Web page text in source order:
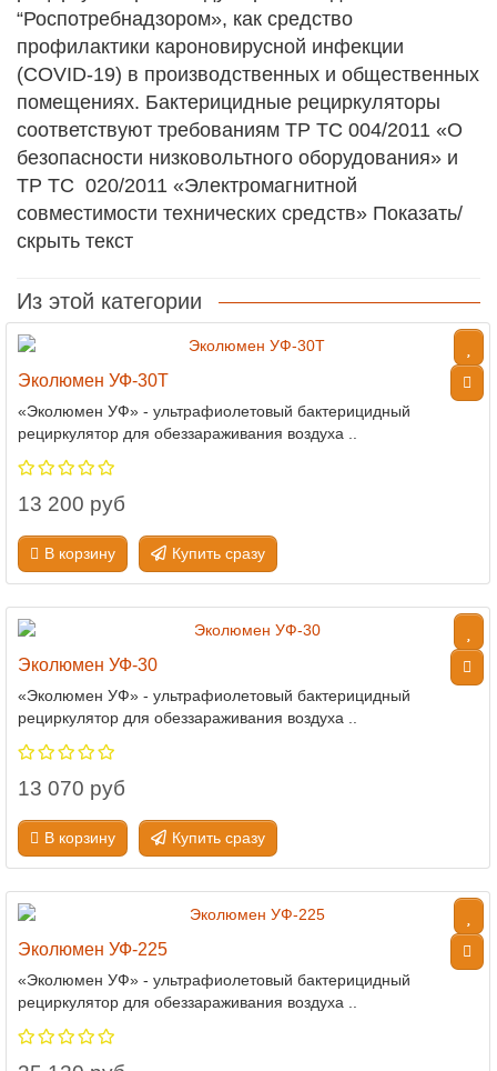
“Роспотребнадзором», как средство
профилактики кароновирусной инфекции
(COVID-19) в производственных и общественных
помещениях. Бактерицидные рециркуляторы
соответствуют требованиям ТР ТС 004/2011 «О
безопасности низковольтного оборудования» и
ТР ТС 020/2011 «Электромагнитной
совместимости технических средств» Показать/
скрыть текст
Из этой категории
Эколюмен УФ-30Т
«Эколюмен УФ» - ультрафиолетовый бактерицидный
рециркулятор для обеззараживания воздуха ..
13 200 руб
В корзину Купить сразу
Эколюмен УФ-30
«Эколюмен УФ» - ультрафиолетовый бактерицидный
рециркулятор для обеззараживания воздуха ..
13 070 руб
В корзину Купить сразу
Эколюмен УФ-225
«Эколюмен УФ» - ультрафиолетовый бактерицидный
рециркулятор для обеззараживания воздуха ..